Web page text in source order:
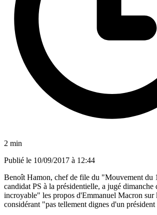
2 min
Publié le 10/09/2017 à 12:44
Benoît Hamon, chef de file du "Mouvement du
candidat PS à la présidentielle, a jugé dimanche
incroyable" les propos d'Emmanuel Macron sur
considérant "pas tellement dignes d'un